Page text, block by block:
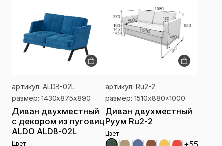
артикул: ALDB-02L
размер: 1430х875х890
Диван двухместный
с декором из пуговиц
ALDO ALDB-02L
Цвет
артикул: Ru2-2
размер: 1510x880x1000
Диван двухместный
Руум Ru2-2
Цвет